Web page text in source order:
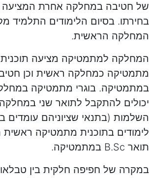
של חטיבה במחלקה אחרת המציעה
בחירתו. בסיום הלימודים התלמיד
המחלקה הראשית.
המחלקה למתמטיקה מציעה תוכנית
מתמטיקה כמחלקה ראשית וכן
במתמטיקה. בוגרי מתמטיקה
יכולים להתקבל לתואר שני
השלמות (בתנאי שציוניהם עומדים
לימודים בתוכנית מתמטיקה
תואר B.Sc במתמטיקה.
במקרה של חפיפה חלקית בין